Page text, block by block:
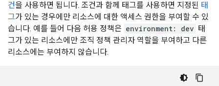
건을 사용하면 됩니다. 조건과 함께 태그를 사용하면 지정된 태
그가 있는 경우에만 리소스에 대한 액세스 권한을 부여할 수 있
습니다. 예를 들어 다음 허용 정책은 environment: dev 태
그가 있는 리소스에만 조직 정책 관리자 역할을 부여하고 다른
리소스에는 부여하지 않습니다.